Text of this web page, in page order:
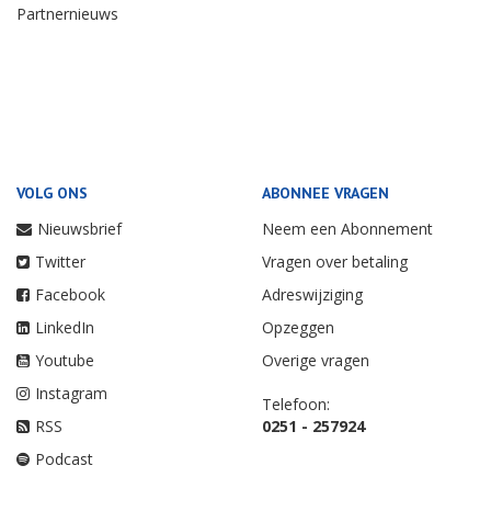
Partnernieuws
VOLG ONS
Nieuwsbrief
Twitter
Facebook
LinkedIn
Youtube
Instagram
RSS
Podcast
ABONNEE VRAGEN
Neem een Abonnement
Vragen over betaling
Adreswijziging
Opzeggen
Overige vragen
Telefoon:
0251 - 257924